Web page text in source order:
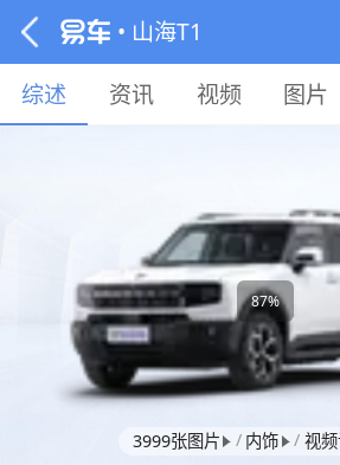
• 山海T1
综述 资讯 视频 图片
87%
3999张图片 / 内饰 / 视